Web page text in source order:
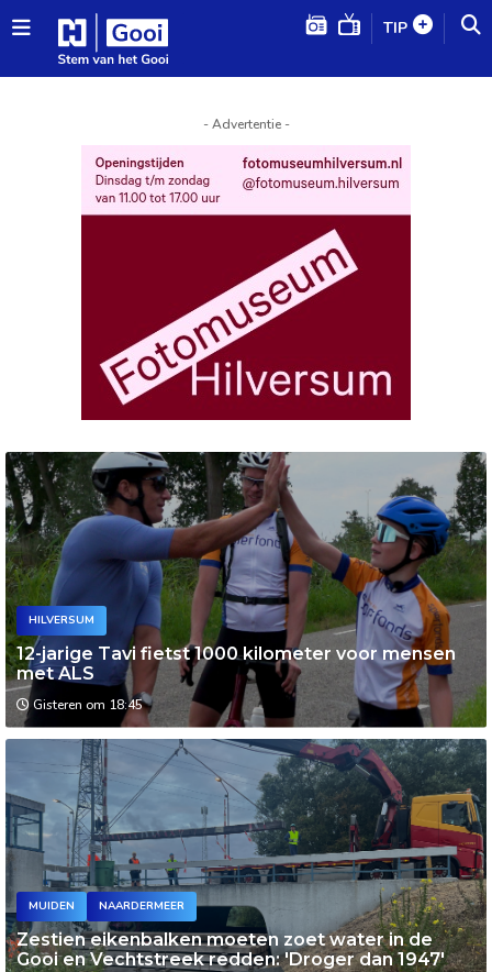
TIP
- Advertentie -
HILVERSUM
12-jarige Tavi fietst 1000 kilometer voor mensen
met ALS
Gisteren om 18:45
MUIDEN NAARDERMEER
Zestien eikenbalken moeten zoet water in de
Gooi en Vechtstreek redden: 'Droger dan 1947'